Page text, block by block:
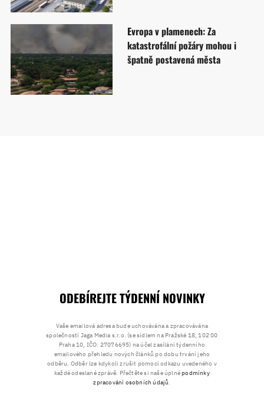
Evropa v plamenech: Za
katastrofální požáry mohou i
špatně postavená města
ODEBÍREJTE TÝDENNÍ NOVINKY
Vaše emailová adresa bude uchovávána a zpracovávána
společností Jaga Media s.r.o. (se sídlem na Pražské 18, 102 00
Praha 10, IČO: 27076695) na účel zasílání týdenního
emailového přehledu nových článků po dobu trvání jeho
odběru. Odběr lze kdykoli zrušit pomocí odkazu uvedeného v
každé odeslané zprávě. Přečtěte si naše úplnépodmínky
zpracování osobních údajů.